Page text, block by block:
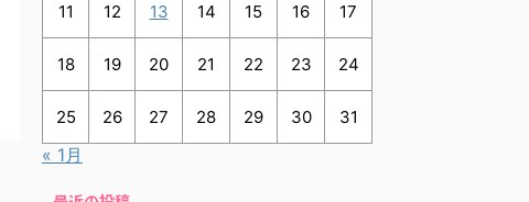
11 12 13 14 15 16 17
18 19 20 21 22 23 24
25 26 27 28 29 30 31
« 1月